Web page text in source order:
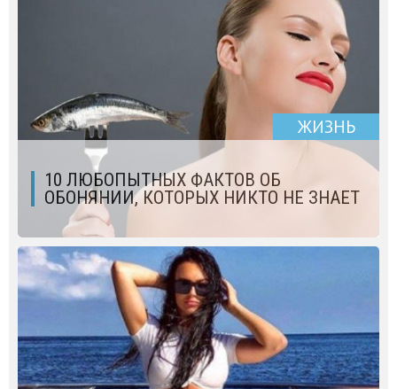
ЖИЗНЬ
10 ЛЮБОПЫТНЫХ ФАКТОВ ОБ
ОБОНЯНИИ, КОТОРЫХ НИКТО НЕ ЗНАЕТ